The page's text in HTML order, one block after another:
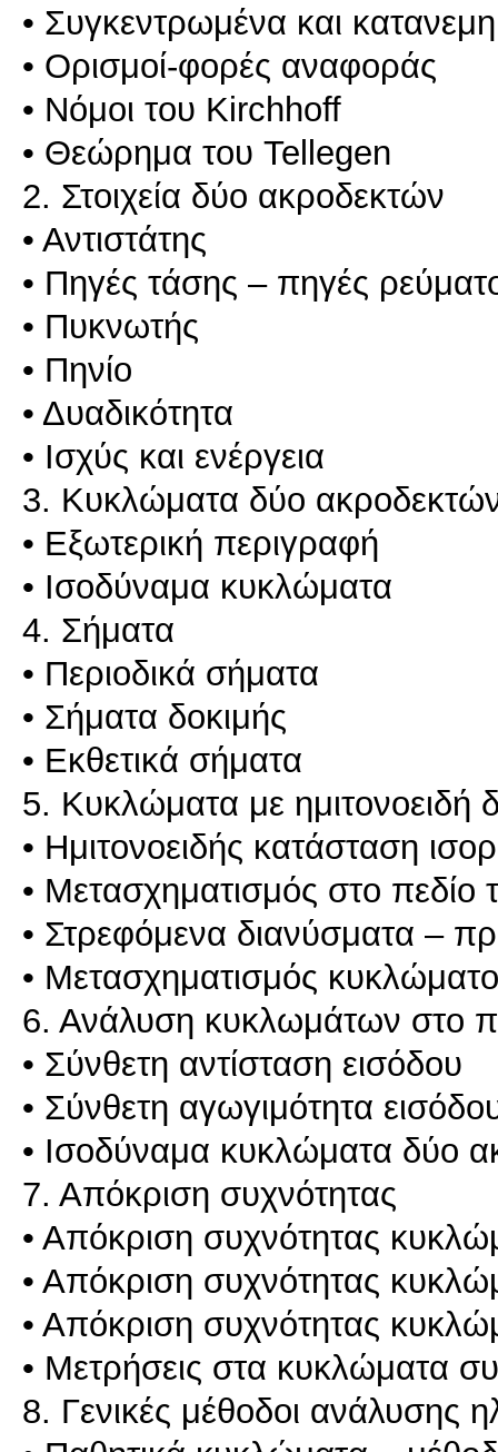
• Συγκεντρωμένα και
• Ορισμοί-φορές αναφοράς
• Νόμοι του Kirchhoff
• Θεώρημα του Tellegen
2. Στοιχεία δύο ακροδεκτών
• Αντιστάτης
• Πηγές τάσης – πηγές
• Πυκνωτής
• Πηνίο
• Δυαδικότητα
• Ισχύς και ενέργεια
3. Κυκλώματα δύο
• Εξωτερική περιγραφή
• Ισοδύναμα κυκλώματα
4. Σήματα
• Περιοδικά σήματα
• Σήματα δοκιμής
• Εκθετικά σήματα
5. Κυκλώματα με ημιτονοειδή
• Ημιτονοειδής κατάσταση
• Μετασχηματισμός στο πεδίο
• Στρεφόμενα διανύσματα –
• Μετασχηματισμός
6. Ανάλυση κυκλωμάτων στο
• Σύνθετη αντίσταση εισόδου
• Σύνθετη αγωγιμότητα
• Ισοδύναμα κυκλώματα δύο
7. Απόκριση συχνότητας
• Απόκριση συχνότητας
• Απόκριση συχνότητας
• Απόκριση συχνότητας
• Μετρήσεις στα κυκλώματα
8. Γενικές μέθοδοι ανάλυσης